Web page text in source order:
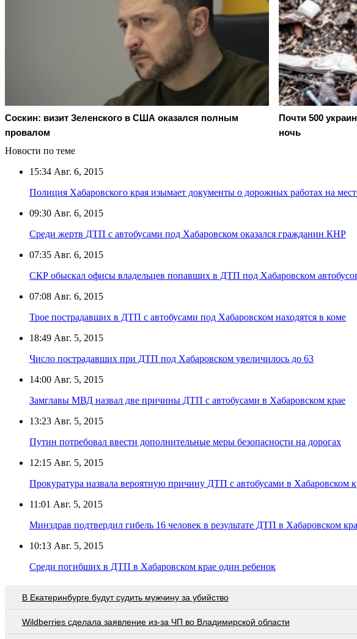
Соскин: визит Зеленского в США оказался полным
провалом
Почти 500
ночь
Новости по теме
15:34 Авг. 6, 2015
Полиция Хабаровского края изымает документы о дорожных работах на
09:30 Авг. 6, 2015
Среди жертв ДТП с автобусами под Хабаровском оказался гражданин КНР
07:35 Авг. 6, 2015
СКР обыскал офисы владельцев попавших в ДТП под Хабаровском
07:08 Авг. 6, 2015
Трое пострадавших в ДТП с автобусами под Хабаровском находятся в коме
18:49 Авг. 5, 2015
Число пострадавших при ДТП под Хабаровском увеличилось до 63
14:00 Авг. 5, 2015
Замглавы МВД назвал две причины ДТП с автобусами в Хабаровском крае
13:23 Авг. 5, 2015
Путин потребовал ввести дополнительные меры безопасности на дорогах
12:15 Авг. 5, 2015
Прокуратура назвала вероятную причину ДТП с автобусами в Хабаровском
11:01 Авг. 5, 2015
Минздрав подтвердил гибель 16 человек в результате ДТП в Хабаровском
10:13 Авг. 5, 2015
Среди погибших в ДТП в Хабаровском крае один ребенок
В Екатеринбурге будут судить мужчину за убийство
Wildberries cделала заявление из-за ЧП во Владимирской области